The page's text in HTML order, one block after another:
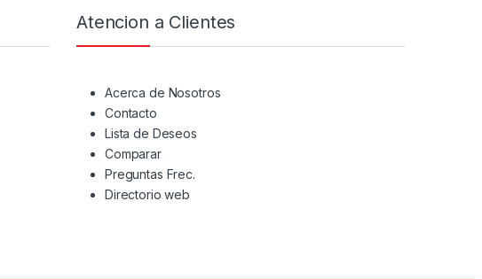
Atencion a Clientes
Acerca de Nosotros
Contacto
Lista de Deseos
Comparar
Preguntas Frec.
Directorio web